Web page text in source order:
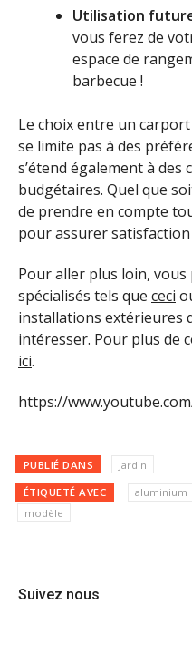
Utilisation
vous ferez de
espace de
barbecue !
Le choix entre un
se limite pas à des
s’étend également à
budgétaires. Quel que
de prendre en compte
pour assurer
Pour aller plus loin,
spécialisés tels que ceci
installations extérieures
intéresser. Pour plus de
ici.
https://
PUBLIÉ DANS Jardin
ÉTIQUETÉ AVEC aluminium
modèle
Suivez nous